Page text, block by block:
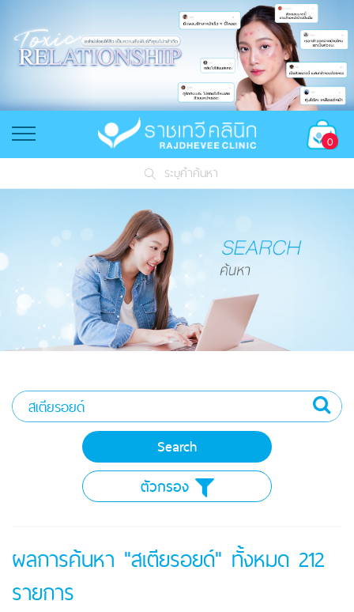
0
ระบุคำค้นหา
ตัวกรอง
ผลการค้นหา "สเตียรอยด์" ทั้งหมด 212
รายการ